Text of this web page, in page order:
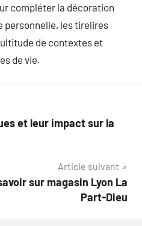
compléter la décoration
personnelle, les tirelires
de contextes et
de vie.
et leur impact sur la
Article suivant
sur magasin Lyon La
Part-Dieu